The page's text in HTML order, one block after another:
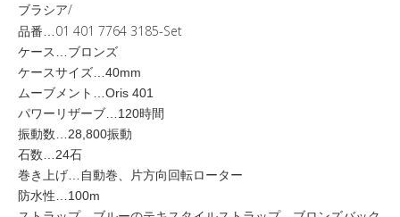
ブラシア/
品番… 01 401 7764 3185-Set
ケース…ブロンズ
ケースサイズ…40mm
ムーブメント…Oris 401
パワーリザーブ…120時間
振動数…28,800振動
石数…24石
巻き上げ…自動巻、片方向回転ローター
防水性…100m